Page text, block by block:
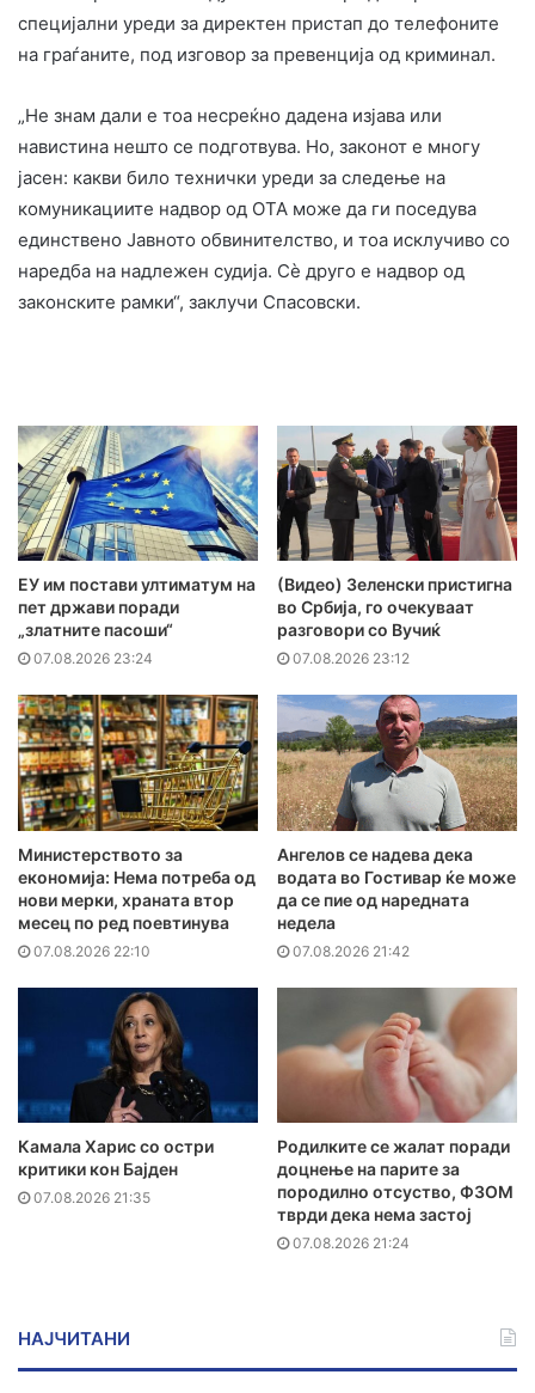
специјални уреди за директен пристап до телефоните
на граѓаните, под изговор за превенција од криминал.
„Не знам дали е тоа несреќно дадена изјава или
навистина нешто се подготвува. Но, законот е многу
јасен: какви било технички уреди за следење на
комуникациите надвор од ОТА може да ги поседува
единствено Јавното обвинителство, и тоа исклучиво со
наредба на надлежен судија. Сè друго е надвор од
законските рамки“, заклучи Спасовски.
ЕУ им постави ултиматум на
пет држави поради
„златните пасоши“
07.08.2026 23:24
(Видео) Зеленски пристигна
во Србија, го очекуваат
разговори со Вучиќ
07.08.2026 23:12
Министерството за
економија: Нема потреба од
нови мерки, храната втор
месец по ред поевтинува
07.08.2026 22:10
Ангелов се надева дека
водата во Гостивар ќе може
да се пие од наредната
недела
07.08.2026 21:42
Камала Харис со остри
критики кон Бајден
07.08.2026 21:35
Родилките се жалат поради
доцнење на парите за
породилно отсуство, ФЗОМ
тврди дека нема застој
07.08.2026 21:24
НАЈЧИТАНИ